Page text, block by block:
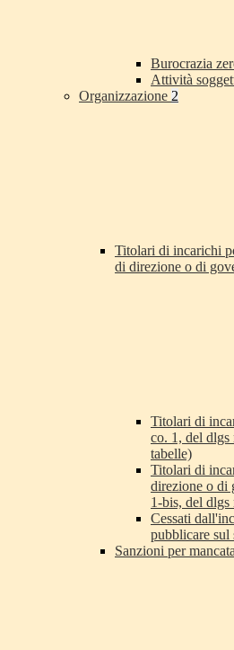
Burocrazia
Attività
Organizzazione 2
Titolari di incarichi
di direzione o di
Titolari di
co. 1, del dlgs
tabelle)
Titolari di
direzione o di
1-bis, del dlgs
Cessati
pubblicare sul
Sanzioni per